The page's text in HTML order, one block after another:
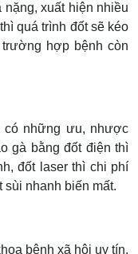
xuất hiện nhiều
quá trình đốt sẽ kéo
hợp bệnh còn
có những ưu, nhược
gà bằng đốt điện thì
đốt laser thì chi phí
nhanh biến mất.
bệnh xã hội uy tín,